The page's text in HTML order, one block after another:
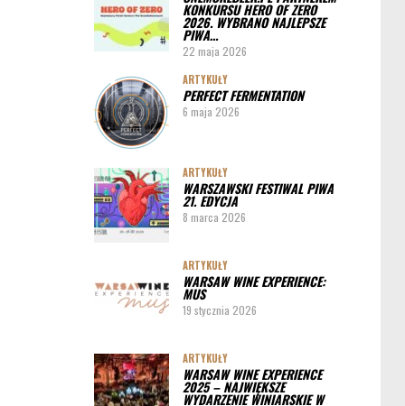
ARTYKUŁY
Pędy chmielu – danie ekskluzywne
PORADY
Jak działa instalacja do wyszynku piwa w
barze
KONKURSU HERO OF ZERO
2026. WYBRANO NAJLEPSZE
PIWA…
22 maja 2026
ARTYKUŁY
PERFECT FERMENTATION
6 maja 2026
ARTYKUŁY
WARSZAWSKI FESTIWAL PIWA
21. EDYCJA
8 marca 2026
ARTYKUŁY
WARSAW WINE EXPERIENCE:
MUS
19 stycznia 2026
ARTYKUŁY
WARSAW WINE EXPERIENCE
2025 – NAJWIĘKSZE
WYDARZENIE WINIARSKIE W